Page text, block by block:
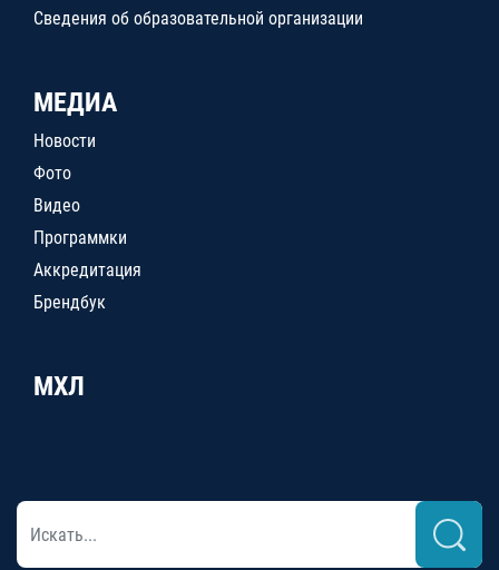
Сведения об образовательной организации
МЕДИА
Новости
Фото
Видео
Программки
Аккредитация
Брендбук
МХЛ